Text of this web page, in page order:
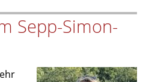
Sepp-Simon-